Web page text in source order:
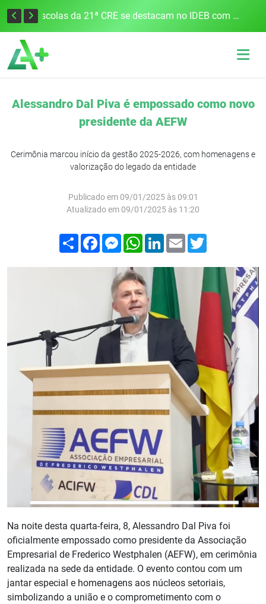
Cobrança do estacionamento rotativo começará em 10 dias em Frederico Westphalen Escolas da 21ª CRE se destacam no IDEB com altos índices e avanços
Alessandro Dal Piva é empossado como novo
presidente da AEFW
Cerimônia marcou início da gestão 2025-2026, com homenagens e
valorização do legado da entidade
Publicado em 09/01/2025 às 09:01
Atualizado em 09/01/2025 às 11:20
Compartilhar
FacebookMessenger
WhatsApp
LinkedIn
Email
Na noite desta quarta-feira, 8, Alessandro Dal Piva foi
oficialmente empossado como presidente da Associação
Empresarial de Frederico Westphalen (AEFW), em cerimônia
realizada na sede da entidade. O evento contou com um
jantar especial e homenagens aos núcleos setoriais,
simbolizando a união e o comprometimento com o